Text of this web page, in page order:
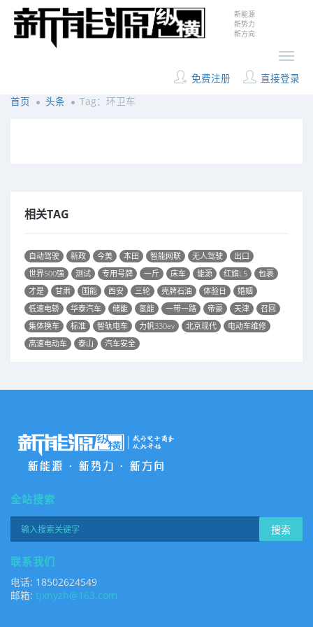
新能源
新势力
新方向
免费注册
直接登录
首页
头条 Tag：环卫车
相关TAG
自动驾驶 新政 今美 本田 智能网联 无人驾驶
出口
世界500强
测试 专用号牌 一斤 床车 能源 红旗L5
包裹
才是
甘肃 国能 西安 三轮 壳牌石油 体验日
婚姻
低速电轿
华泰汽车 储能 氢能 一带一路 帝豪 天津
召回
集体换车
标准 智轨电车 力帆330ev 北京现代
电动车维修
高速电动车
泰山 汽车安全
全站搜索
搜索
联系我们
电话: 18502624549
邮箱: tjxnyzh@163.com